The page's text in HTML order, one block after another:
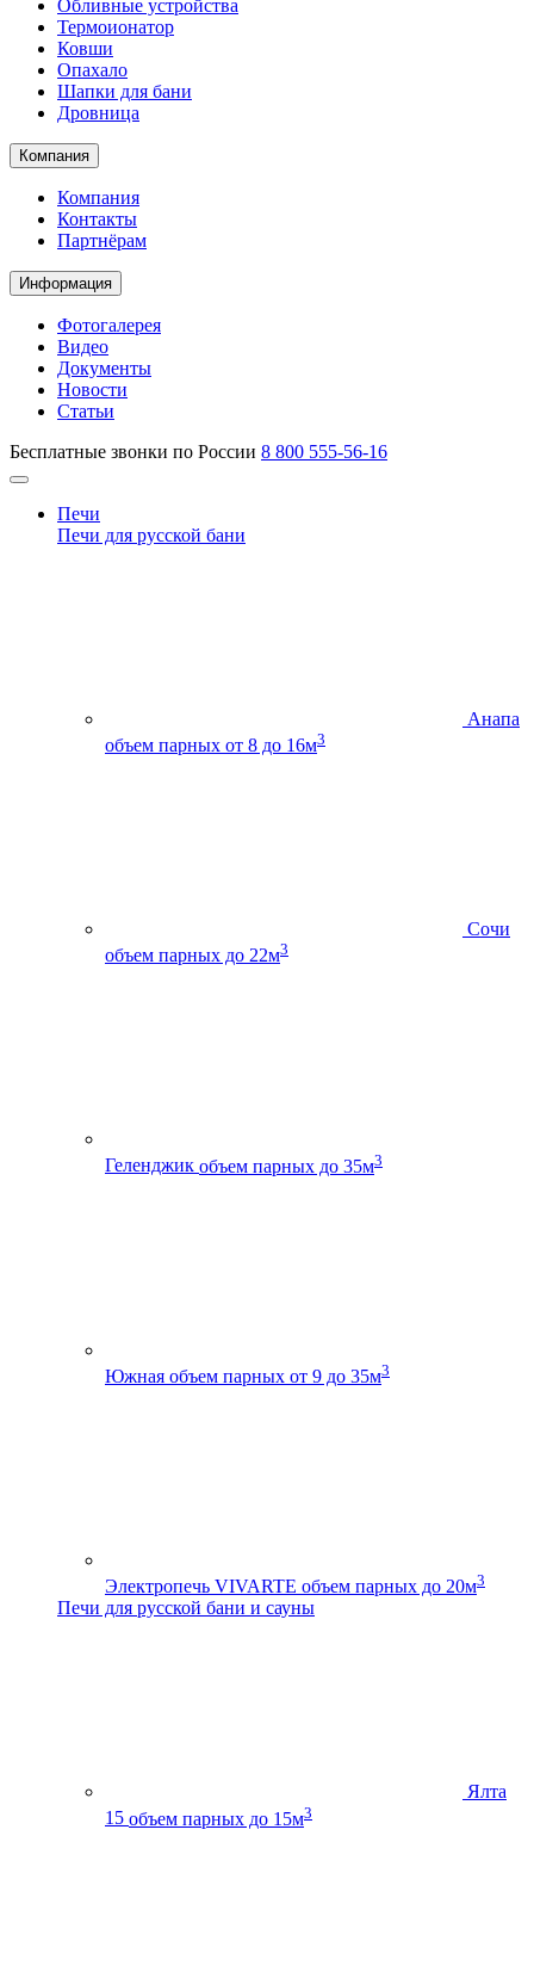
Обливные устройства
Термоионатор
Ковши
Опахало
Шапки для бани
Дровница
Компания
Компания
Контакты
Партнёрам
Информация
Фотогалерея
Видео
Документы
Новости
Статьи
Бесплатные звонки по России 8 800 555-56-16
Печи
Печи для русской бани
Анапа
объем парных от 8 до 16м3
Сочи
объем парных до 22м3
Геленджик объем парных до 35м3
Южная объем парных от 9 до 35м3
Электропечь VIVARTE объем парных до 20м3
Печи для русской бани и сауны
Ялта
15 объем парных до 15м3